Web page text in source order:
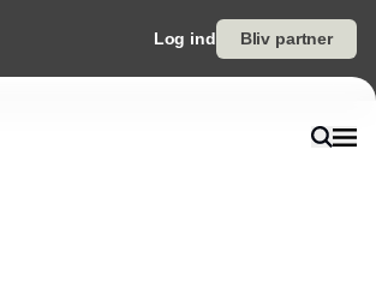
Log ind Bliv partner